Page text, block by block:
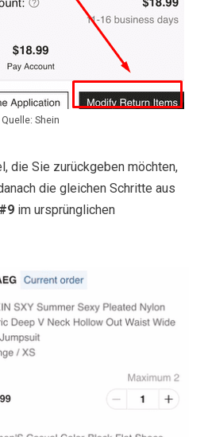
Quelle: Shein
die Sie zurückgeben möchten,
die gleichen Schritte aus
im ursprünglichen